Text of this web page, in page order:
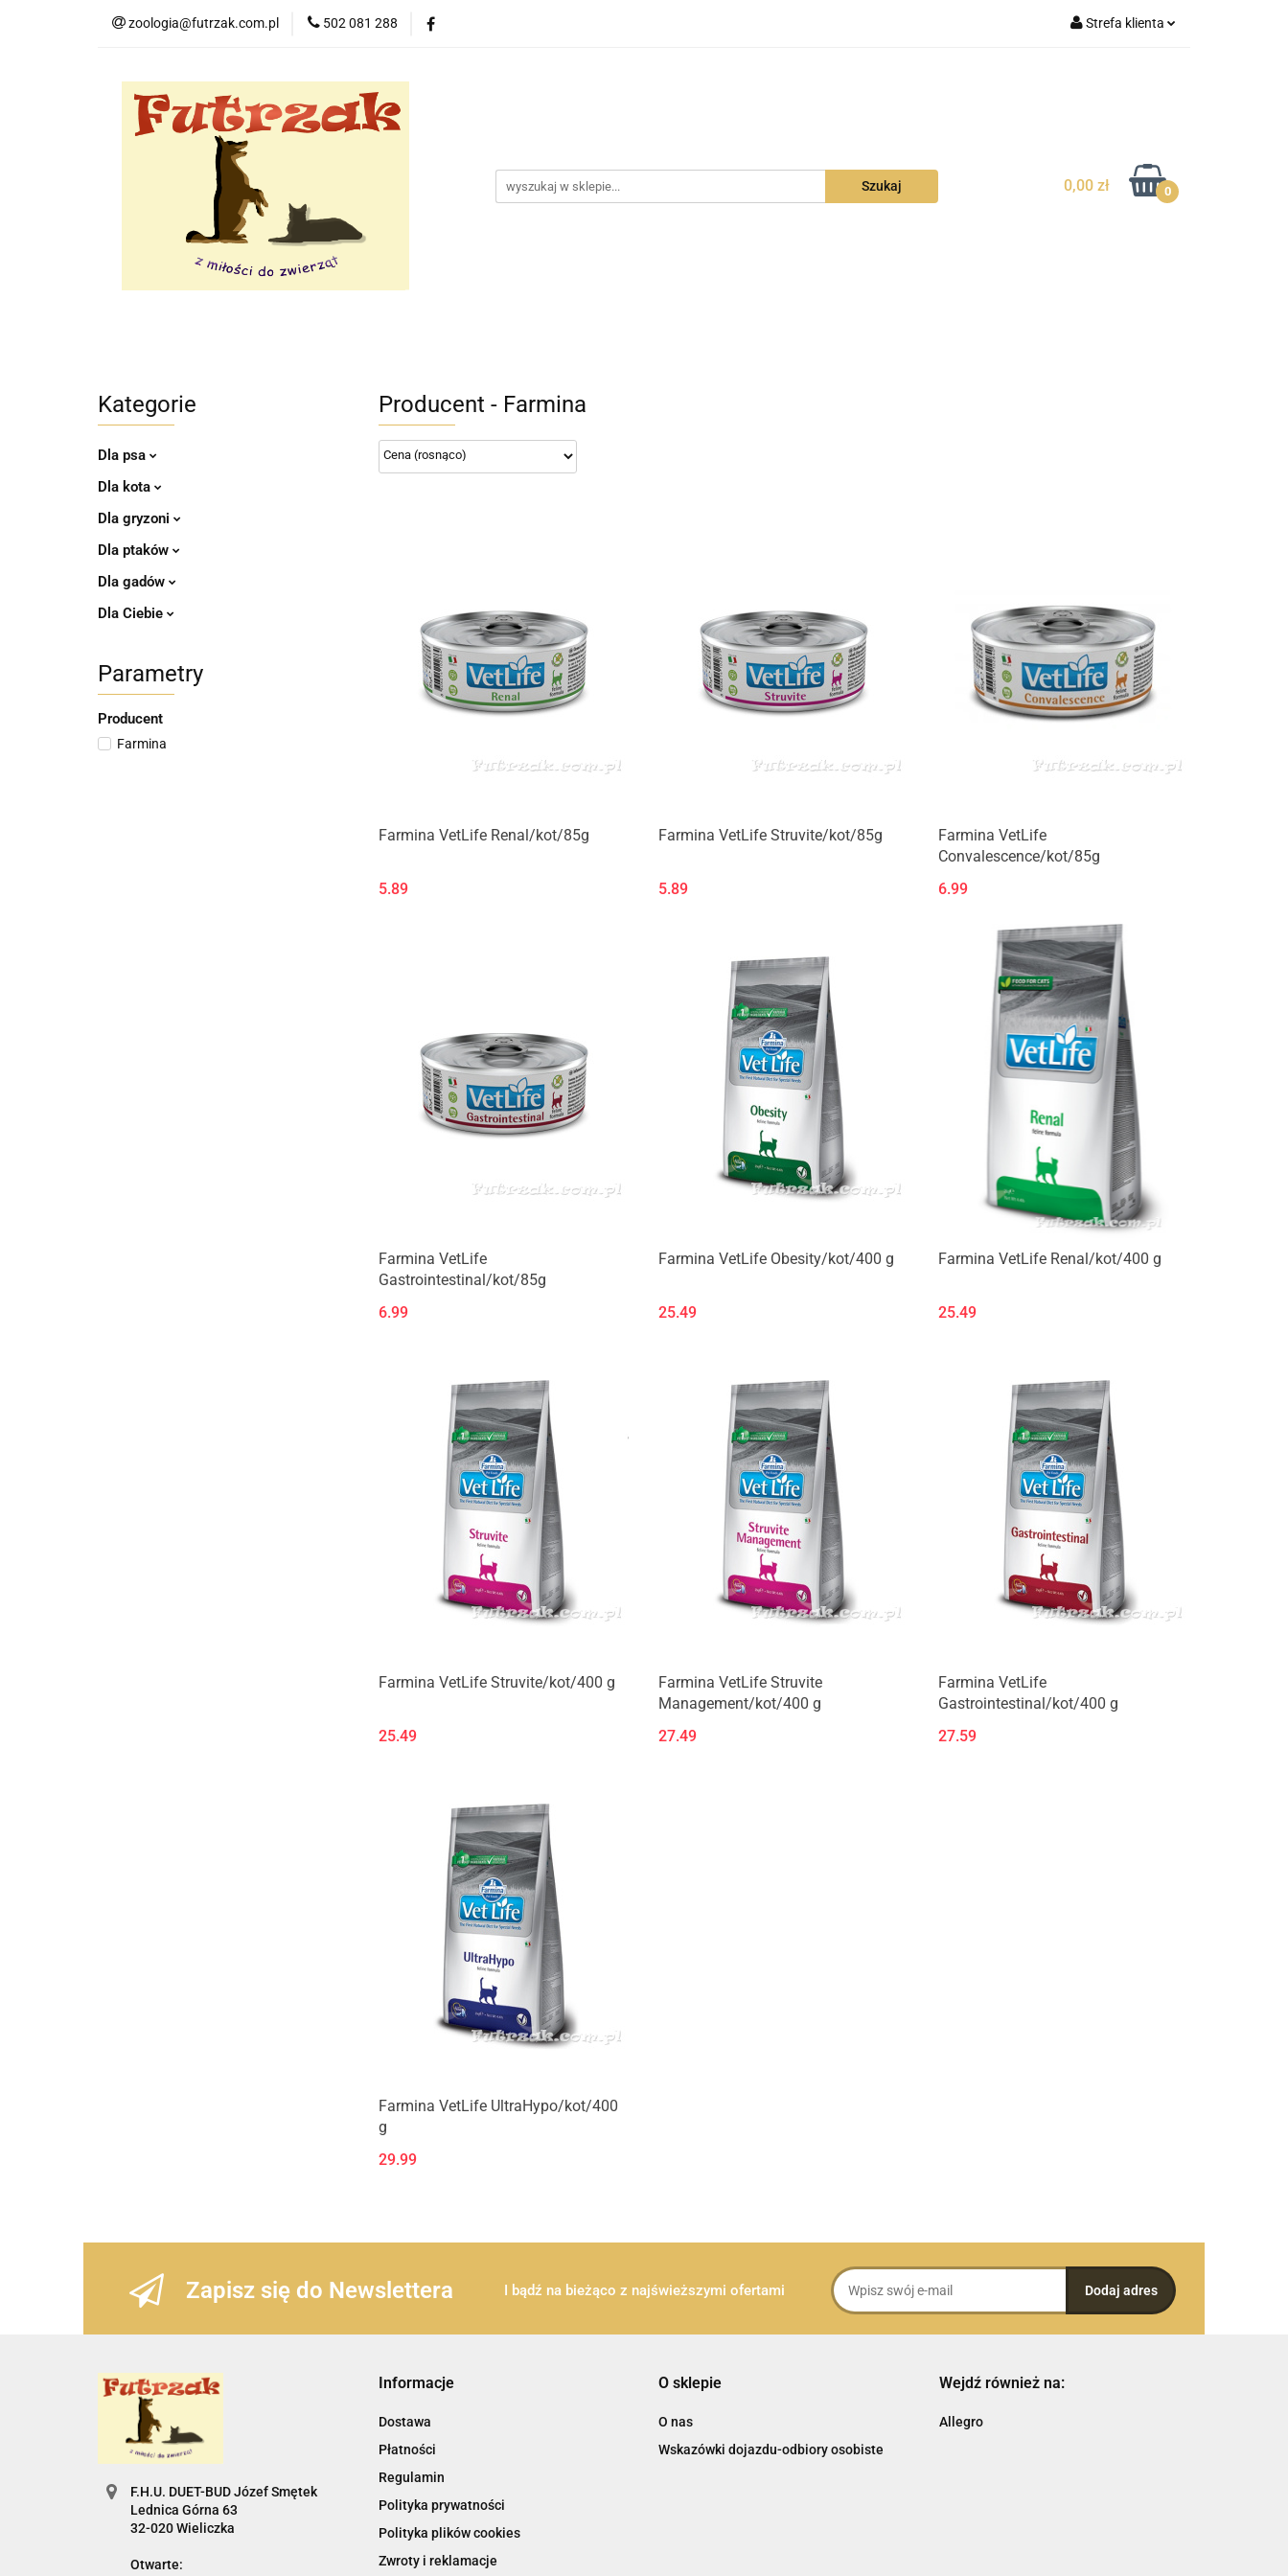
zoologia@futrzak.com.pl 502 081 288 Strefa klienta
0,00 zł 0
Dla psa Dla kota
Zobacz
Kategorie
Dla psa
Dla kota
Dla gryzoni
Dla ptaków
Dla gadów
Dla Ciebie
Parametry
Producent
Farmina
Producent - Farmina
Produkt niedostępny
Farmina VetLife Renal/kot/85g
5.89
Produkt niedostępny
Farmina VetLife Struvite/kot/85g
5.89
Produkt niedostępny
Farmina VetLife
Convalescence/kot/85g
6.99
Produkt niedostępny
Farmina VetLife
Gastrointestinal/kot/85g
6.99
Produkt niedostępny
Farmina VetLife Obesity/kot/400 g
25.49
Produkt niedostępny
Farmina VetLife Renal/kot/400 g
25.49
Produkt niedostępny
Farmina VetLife Struvite/kot/400 g
25.49
Produkt niedostępny
Farmina VetLife Struvite
Management/kot/400 g
27.49
Produkt niedostępny
Farmina VetLife
Gastrointestinal/kot/400 g
27.59
Produkt niedostępny
Farmina VetLife UltraHypo/kot/400
g
29.99
Zapisz się do Newslettera I bądź na bieżąco z najświeższymi ofertami
F.H.U. DUET-BUD Józef Smętek
Lednica Górna 63
32-020 Wieliczka
Otwarte:
Informacje
Dostawa
Płatności
Regulamin
Polityka prywatności
Polityka plików cookies
Zwroty i reklamacje
O sklepie
O nas
Wskazówki dojazdu-odbiory osobiste
Wejdź również na:
Allegro